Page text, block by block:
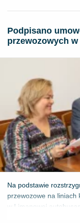
Podpisano
przewozowych
Na podstawie
przewozowe na liniach
w Limanowej